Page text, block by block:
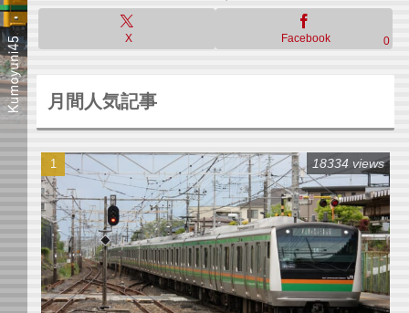
X Facebook 0
月間人気記事
18334 views